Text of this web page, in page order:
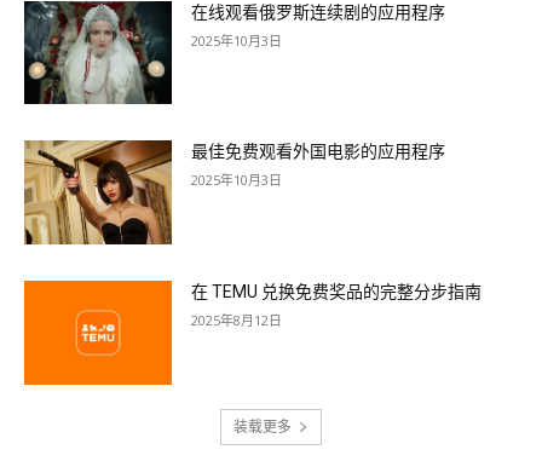
在线观看俄罗斯连续剧的应用程序
2025年10月3日
最佳免费观看外国电影的应用程序
2025年10月3日
在 TEMU 兑换免费奖品的完整分步指南
2025年8月12日
装载更多